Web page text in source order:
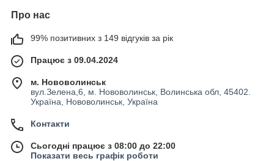
Про нас
99% позитивних з 149 відгуків за рік
Працює з 09.04.2024
м. Нововолинськ
вул.Зелена,6, м. Нововолинськ, Волинська обл, 45402.
Україна, Нововолинськ, Україна
Контакти
Сьогодні працює з 08:00 до 22:00
Показати весь графік роботи